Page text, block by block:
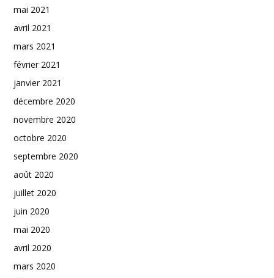
mai 2021
avril 2021
mars 2021
février 2021
janvier 2021
décembre 2020
novembre 2020
octobre 2020
septembre 2020
août 2020
juillet 2020
juin 2020
mai 2020
avril 2020
mars 2020